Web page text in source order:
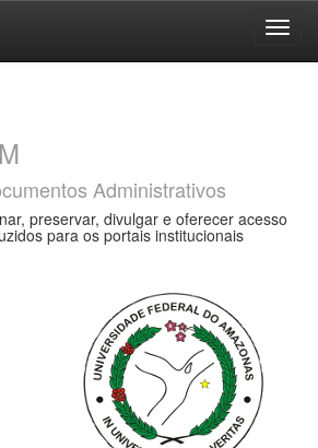
Administrativos
preservar, divulgar e oferecer acesso
para os portais institucionais